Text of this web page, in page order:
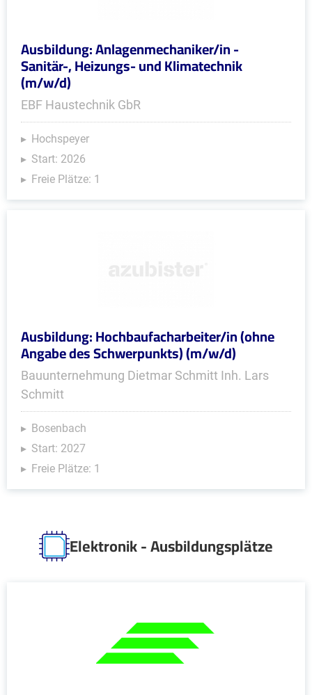
Ausbildung: Anlagenmechaniker/in -
Sanitär-, Heizungs- und Klimatechnik
(m/w/d)
EBF Haustechnik GbR
Hochspeyer
Start: 2026
Freie Plätze: 1
Ausbildung: Hochbaufacharbeiter/in (ohne
Angabe des Schwerpunkts) (m/w/d)
Bauunternehmung Dietmar Schmitt Inh. Lars
Schmitt
Bosenbach
Start: 2027
Freie Plätze: 1
Elektronik - Ausbildungsplätze